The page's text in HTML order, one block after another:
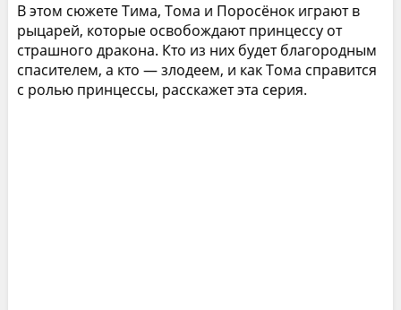
В этом сюжете Тима, Тома и Поросёнок играют в
рыцарей, которые освобождают принцессу от
страшного дракона. Кто из них будет благородным
спасителем, а кто — злодеем, и как Тома справится
с ролью принцессы, расскажет эта серия.